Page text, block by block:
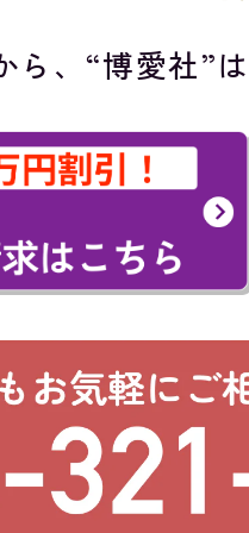
ら、“博愛社”は